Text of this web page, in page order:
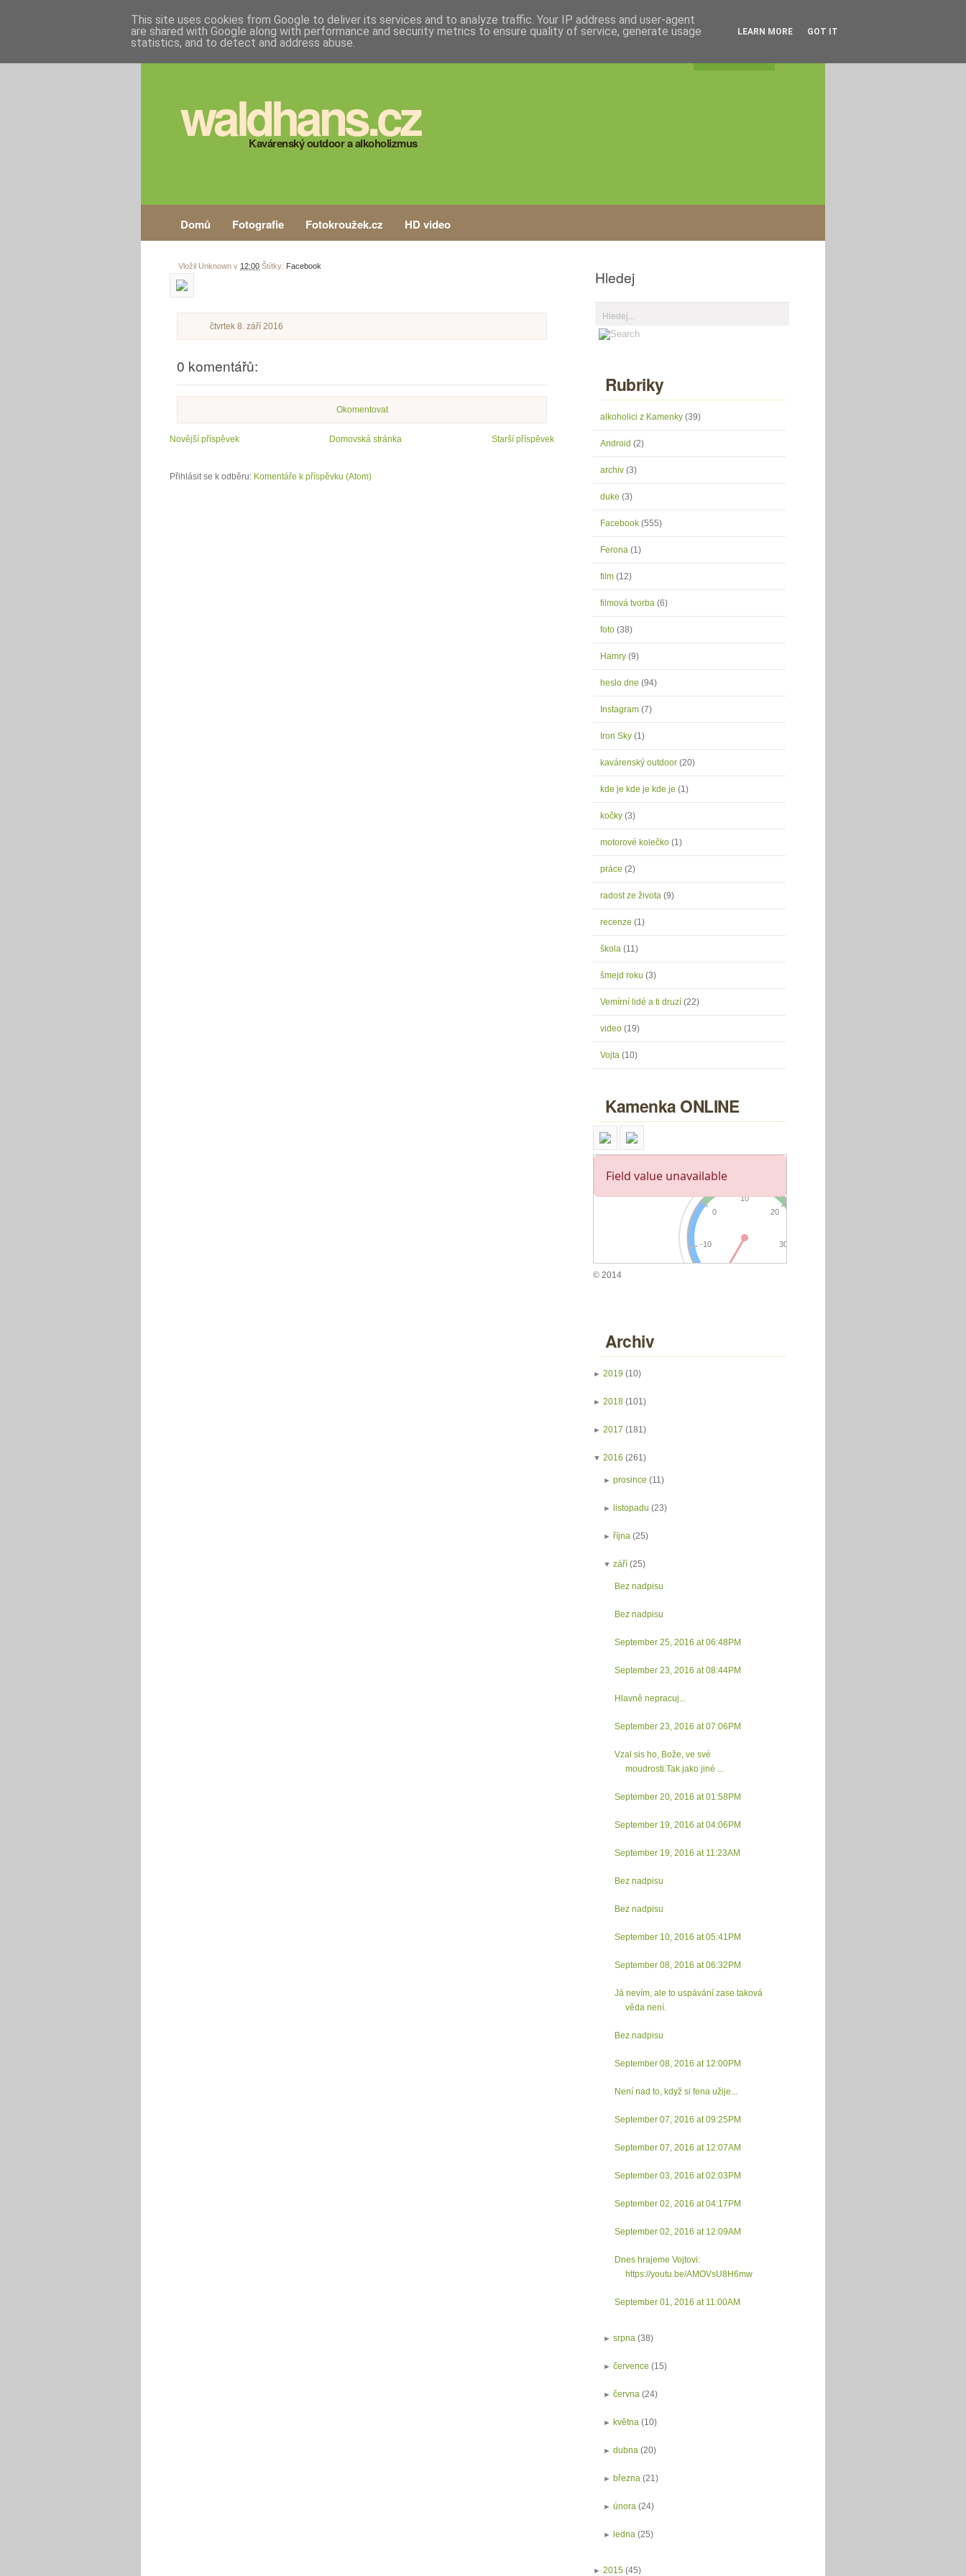
waldhans.cz
Kavárenský outdoor a alkoholizmus
Domů Fotografie Fotokroužek.cz HD video
Vložil Unknown v 12:00 Štítky: Facebook
čtvrtek 8. září 2016
0 komentářů:
Okomentovat
Novější příspěvek Starší příspěvek
Domovská stránka
Přihlásit se k odběru: Komentáře k příspěvku (Atom)
Hledej
Rubriky
alkoholici z Kamenky (39)
Android (2)
archiv (3)
duke (3)
Facebook (555)
Ferona (1)
film (12)
filmová tvorba (6)
foto (38)
Hamry (9)
heslo dne (94)
Instagram (7)
Iron Sky (1)
kavárenský outdoor (20)
kde je kde je kde je (1)
kočky (3)
motorové kolečko (1)
práce (2)
radost ze života (9)
recenze (1)
škola (11)
šmejd roku (3)
Vemírní lidé a ti druzí (22)
video (19)
Vojta (10)
Kamenka ONLINE
© 2014
Archiv
► 2019 (10)
► 2018 (101)
► 2017 (181)
▼ 2016 (261)
►prosince (11)
►listopadu (23)
►října (25)
▼září (25)
Bez nadpisu
Bez nadpisu
September 25, 2016 at 06:48PM
September 23, 2016 at 08:44PM
Hlavně nepracuj...
September 23, 2016 at 07:06PM
Vzal sis ho, Bože, ve své
moudrosti.Tak jako jiné ...
September 20, 2016 at 01:58PM
September 19, 2016 at 04:06PM
September 19, 2016 at 11:23AM
Bez nadpisu
Bez nadpisu
September 10, 2016 at 05:41PM
September 08, 2016 at 06:32PM
Já nevím, ale to uspávání zase taková
věda není.
Bez nadpisu
September 08, 2016 at 12:00PM
Není nad to, když si fena užije...
September 07, 2016 at 09:25PM
September 07, 2016 at 12:07AM
September 03, 2016 at 02:03PM
September 02, 2016 at 04:17PM
September 02, 2016 at 12:09AM
Dnes hrajeme Vojtovi:
https://youtu.be/AMOVsU8H6mw
September 01, 2016 at 11:00AM
►srpna (38)
►července (15)
►června (24)
►května (10)
►dubna (20)
►března (21)
►února (24)
►ledna (25)
► 2015 (45)
This site uses cookies from Google to deliver its services and to analyze traffic. Your IP address and user-agent
are shared with Google along with performance and security metrics to ensure quality of service, generate usage
statistics, and to detect and address abuse.
LEARN MORE GOT IT